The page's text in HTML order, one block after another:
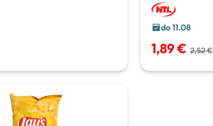
do 11.08
1,89 € 2,52 €